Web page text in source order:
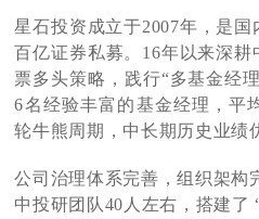
星石投资成立于2007年，是
百亿证券私募。16年以来深
票多头策略，践行“多基金经
6名经验丰富的基金经理，平
轮牛熊周期，中长期历史业绩
公司治理体系完善，组织架构
中投研团队40人左右，搭建了